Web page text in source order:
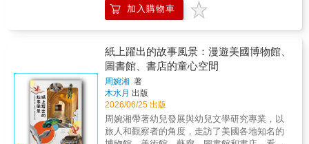
愛書人、書店迷、又或是喜愛英國街景的城市
漫遊者，都能在這本書裡找到心頭好。 & 「為
了能過上美好的人生，就多去書店走走吧。如
果這本探尋受人們喜愛的書店祕密的書，能成
為你產生這種想法的契機，我會感到非常高
興。」 ──清水玲奈／本書作者
就能更形豐饒。」&mdash;&mdash;宮後優子
〈序言〉 & ▋ 終於有人佛心分享的出版現場攻
略 ▋ 作者拆解「做書」的30道工序，包括簽訂
業流程；因應不同書籍內容與出版形式，概述
「賣書」的通路選擇；同時以問卷調查形式，
採訪多家一人出版社，了解其營運之道，以及
長時積累的經驗及建議。 & 「這本書並非一股
勁地勸人盲目地開始一人出版。也很坦率地寫
下了實際上自己開始做書後感到的困難。」全
書兼顧原理與實務，行文簡明扼要，諄諄提
醒。適度搭配圖表、照片、公式，眉目疏朗，
什麼有些人想讀卻讀不下去，閱讀其實牽涉動
館如何回應多元族群需求，實踐閱讀平權與資
訊正義• 館員在選書、分類與服務中，如何影響
哪些故事被看見• 有聲書、AI與數位科技，如何
改變我們的閱讀方式與習慣• 在快速變動的時代
中，圖書館如何從空間轉型為支持閱讀的文化
系統閱讀，從來不是理所當然的能力。從個人
經驗到公共制度，從文化多樣性到科技變革。
這本書邀請你一起思考，如何讓更多人真正走
加入購物車
紙上躍出的故事風景：漫遊美國博物館、
圖書館、書店的童心空間
周婉湘 著
木水月 出版
2026/06/25 出版
周婉湘帶著幼兒發展與幼兒文學研究專業，以
旅人和觀察者的角度，走訪了美國各地知名的